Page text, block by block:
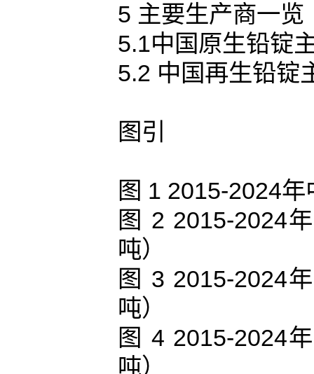
5 主要生产商一览
5.1中国原生铅锭
5.2 中国再生铅锭
图引
图 1 2015-2024
图 2 2015-2024
吨）
图 3 2015-2024
吨）
图 4 2015-2024
吨）